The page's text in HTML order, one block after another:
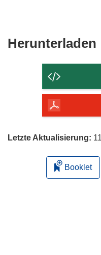
Herunterladen
Letzte Aktualisierung:
Booklet